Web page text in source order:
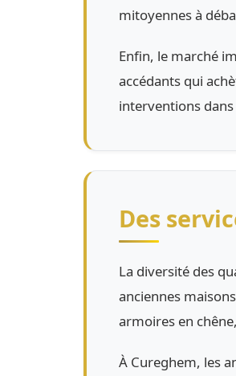
mitoyennes à
Enfin, le marché
accédants qui
interventions
Des
La diversité des
anciennes
armoires en
À Cureghem, les